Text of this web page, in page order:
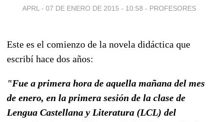
APRL - 07 DE ENERO DE 2015 - 10:58 - PROFESORES
Este es el comienzo de la novela didáctica que
escribí hace dos años:
"Fue a primera hora de aquella mañana del mes
de enero, en la primera sesión de la clase de
Lengua Castellana y Literatura (LCL) del